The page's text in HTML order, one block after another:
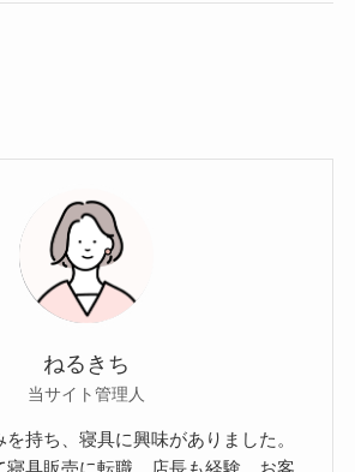
ねるきち
当サイト管理人
持ち、寝具に興味がありました。
寝具販売に転職。店長も経験。お客